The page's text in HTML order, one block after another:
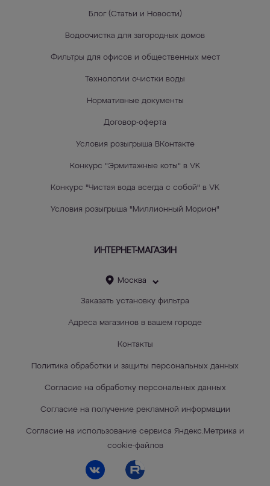
Блог (Статьи и Новости)
Водоочистка для загородных домов
Фильтры для офисов и общественных мест
Технологии очистки воды
Нормативные документы
Договор-оферта
Условия розыгрыша ВКонтакте
Конкурс "Эрмитажные коты" в VK
Конкурс "Чистая вода всегда с собой" в VK
Условия розыгрыша "Миллионный Морион"
ИНТЕРНЕТ-МАГАЗИН
Москва
Заказать установку фильтра
Адреса магазинов в вашем городе
Контакты
Политика обработки и защиты персональных данных
Согласие на обработку персональных данных
Согласие на получение рекламной информации
Согласие на использование сервиса Яндекс.Метрика и
cookie-файлов